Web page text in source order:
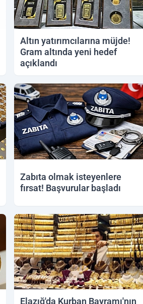
Altın yatırımcılarına müjde!
Gram altında yeni hedef
açıklandı
Zabıta olmak isteyenlere
fırsat! Başvurular başladı
Elazığ'da Kurban Bayramı'nın